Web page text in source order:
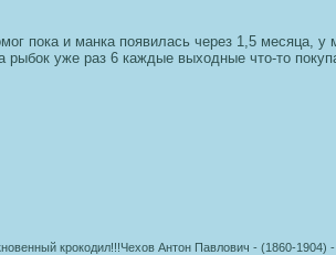
пока и манка появилась через 1,5 месяца,
уже раз 6 каждые выходные что-то
крокодил!!!Чехов Антон Павлович - (1860-1904) -